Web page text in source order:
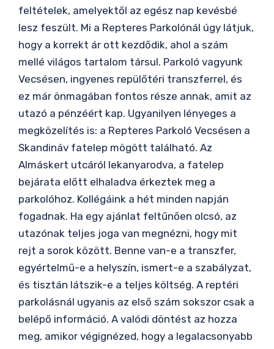
feltételek, amelyektől az egész nap kevésbé
lesz feszült. Mi a Repteres Parkolónál úgy látjuk,
hogy a korrekt ár ott kezdődik, ahol a szám
mellé világos tartalom társul. Parkoló vagyunk
Vecsésen, ingyenes repülőtéri transzferrel, és
ez már önmagában fontos része annak, amit az
utazó a pénzéért kap. Ugyanilyen lényeges a
megközelítés is: a Repteres Parkoló Vecsésen a
Skandináv fatelep mögött található. Az
Almáskert utcáról lekanyarodva, a fatelep
bejárata előtt elhaladva érkeztek meg a
parkolóhoz. Kollégáink a hét minden napján
fogadnak. Ha egy ajánlat feltűnően olcsó, az
utazónak teljes joga van megnézni, hogy mit
rejt a sorok között. Benne van-e a transzfer,
egyértelmű-e a helyszín, ismert-e a szabályzat,
és tisztán látszik-e a teljes költség. A reptéri
parkolásnál ugyanis az első szám sokszor csak a
belépő információ. A valódi döntést az hozza
meg, amikor végignézed, hogy a legalacsonyabb